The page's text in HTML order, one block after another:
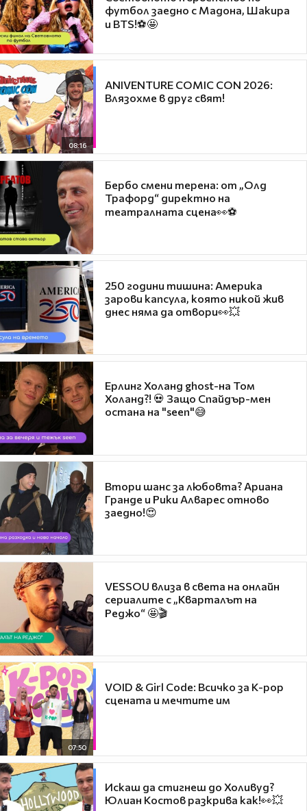
футбол заедно с Мадона, Шакира
и BTS!⚽🤩
08:16
ANIVENTURE COMIC CON 2026:
Влязохме в друг свят!
Бербо смени терена: от „Олд
Трафорд“ директно на
театралната сцена👀⚽
250 години тишина: Америка
зарови капсула, която никой жив
днес няма да отвори👀💥
Ерлинг Холанд ghost-на Том
Холанд?! 💀 Защо Спайдър-мен
остана на "seen"😅
Втори шанс за любовта? Ариана
Гранде и Рики Алварес отново
заедно!😍
VESSOU влиза в света на онлайн
сериалите с „Кварталът на
Реджо“ 🤩🎬
07:50
VOID & Girl Code: Всичко за K-pop
сцената и мечтите им
Искаш да стигнеш до Холивуд?
Юлиан Костов разкрива как!👀💥